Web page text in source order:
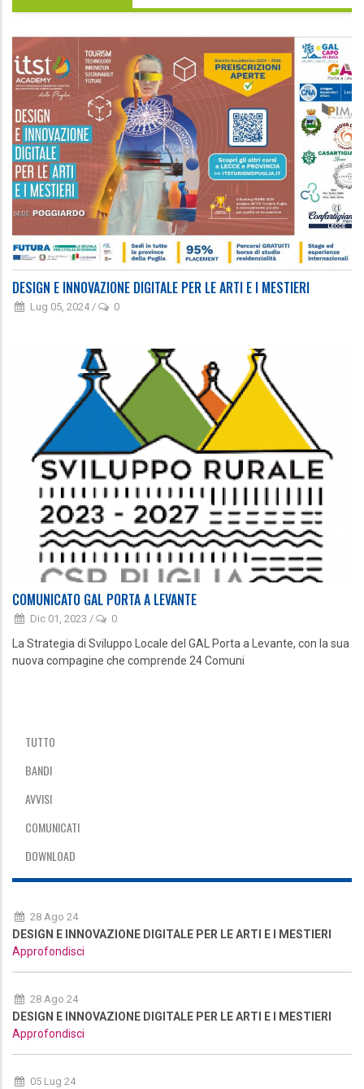
DESIGN E INNOVAZIONE DIGITALE PER LE ARTI E I MESTIERI
Lug 05, 2024 / 0
COMUNICATO GAL PORTA A LEVANTE
Dic 01, 2023 / 0
La Strategia di Sviluppo Locale del GAL Porta a Levante, con la sua
nuova compagine che comprende 24 Comuni
TUTTO
BANDI
AVVISI
COMUNICATI
DOWNLOAD
28 Ago 24
DESIGN E INNOVAZIONE DIGITALE PER LE ARTI E I MESTIERI
Approfondisci
28 Ago 24
DESIGN E INNOVAZIONE DIGITALE PER LE ARTI E I MESTIERI
Approfondisci
05 Lug 24